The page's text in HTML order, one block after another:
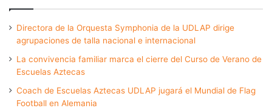
Directora de la Orquesta Symphonia de la UDLAP dirige
agrupaciones de talla nacional e internacional
La convivencia familiar marca el cierre del Curso de Verano de
Escuelas Aztecas
Coach de Escuelas Aztecas UDLAP jugará el Mundial de Flag
Football en Alemania